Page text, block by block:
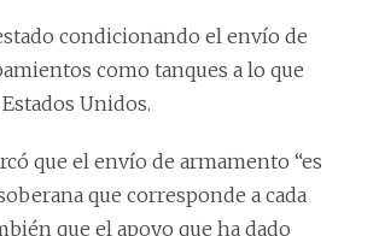
condicionando el envío de
como tanques a lo que
Unidos.
que el envío de armamento “es
que corresponde a cada
que el apoyo que ha dado